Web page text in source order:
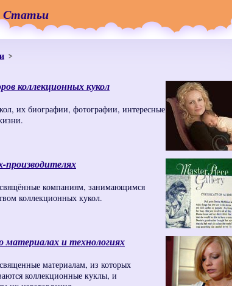
Статьи
коллекционных кукол
их биографии, фотографии, интересные
компаниям, занимающимся
коллекционных кукол.
и технологиях
материалам, из которых
коллекционные куклы, и